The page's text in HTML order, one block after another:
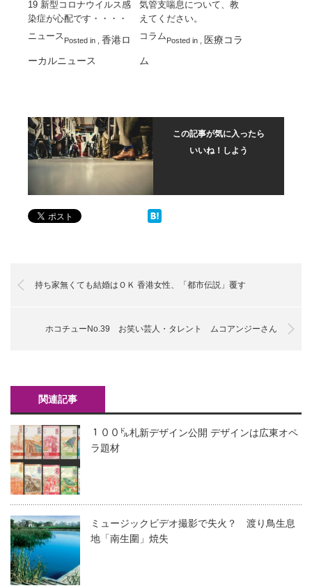
19 新型コロナウイルス感
染症が心配です・・・・
Posted in
ニュース
香港ロ
ーカルニュース
気管支喘息について、教
えてください。
Posted in
コラム
医療コラ
ム
この記事が気に入ったら
いいね！しよう
持ち家無くても結婚はＯＫ 香港女性、「都市伝説」覆す
ホコチューNo.39 お笑い芸人・タレント ムコアンジーさん
関連記事
１００㌦札新デザイン公開 デザインは広東オペ
ラ題材
ミュージックビデオ撮影で失火？ 渡り鳥生息
地「南生圍」焼失